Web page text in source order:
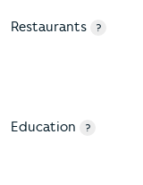
Restaurants ?
Education ?